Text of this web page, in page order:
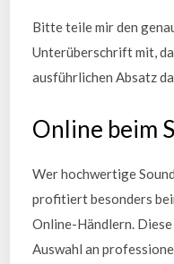
Bitte teile mir den
Unterüberschrift mit,
ausführlichen Absatz
Online beim
Wer hochwertige
profitiert besonders
Online-Händlern.
Auswahl an